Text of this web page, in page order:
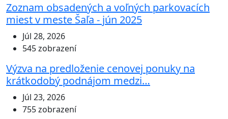
Zoznam obsadených a voľných parkovacích
miest v meste Šaľa - jún 2025
Júl 28, 2026
545 zobrazení
Výzva na predloženie cenovej ponuky na
krátkodobý podnájom medzi…
Júl 23, 2026
755 zobrazení